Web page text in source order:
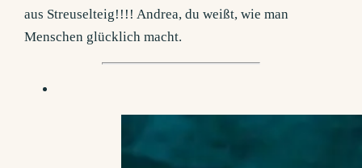
aus Streuselteig!!!! Andrea, du weißt, wie man
Menschen glücklich macht.